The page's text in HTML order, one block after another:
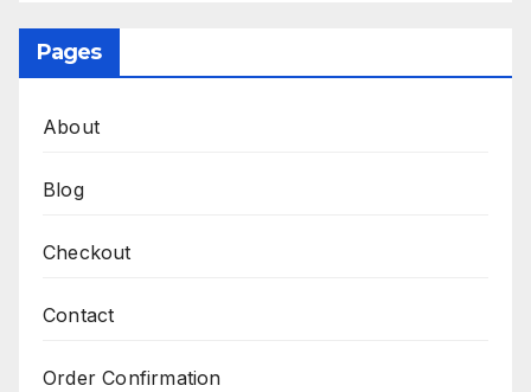
Pages
About
Blog
Checkout
Contact
Order Confirmation